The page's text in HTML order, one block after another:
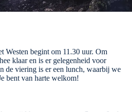
Westen begint om 11.30 uur. Om
klaar en is er gelegenheid voor
de viering is er een lunch, waarbij we
bent van harte welkom!